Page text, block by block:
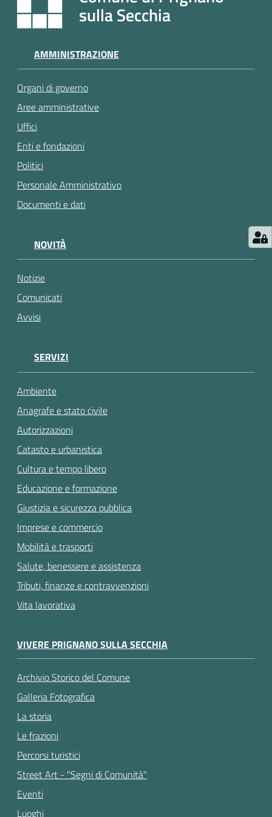
a
p
t
a
m
e
n
t
o
Tutti
gli
argomenti...
sulla Secchia
AMMINISTRAZIONE
Organi di governo
Aree amministrative
Uffici
Enti e fondazioni
Politici
Personale Amministrativo
Documenti e dati
NOVITÀ
Notizie
Comunicati
Avvisi
SERVIZI
Ambiente
Anagrafe e stato civile
Autorizzazioni
Catasto e urbanistica
Cultura e tempo libero
Educazione e formazione
Giustizia e sicurezza pubblica
Imprese e commercio
Mobilità e trasporti
Salute, benessere e assistenza
Tributi, finanze e contravvenzioni
Vita lavorativa
VIVERE PRIGNANO SULLA SECCHIA
Archivio Storico del Comune
Galleria Fotografica
La storia
Le frazioni
Percorsi turistici
Street Art - "Segni di Comunità"
Eventi
Luoghi